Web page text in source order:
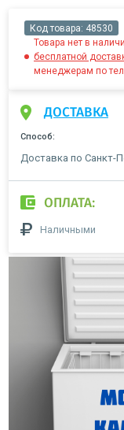
Код товара: 48530
Товара нет в
бесплатной
менеджерам по
ДОСТАВКА
Способ:
Доставка по Санкт-
ОПЛАТА:
Наличными